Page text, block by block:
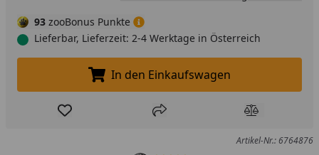
93 zooBonus Punkte
Lieferbar, Lieferzeit: 2-4 Werktage in Österreich
In den Einkaufswagen legen
In den Einkaufswagen
Produkt zur Wunschliste hinzufügen
Teilen Produkt
Artikel-Nr.: 6764876